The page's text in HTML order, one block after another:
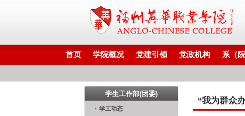
首页 学院概况 党建引领 党政机构 系（
学生工作部(团委)
学工动态
“我为群众